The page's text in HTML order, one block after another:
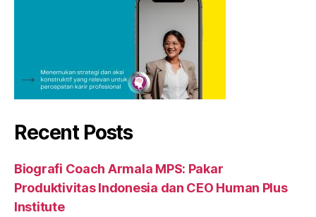
Recent Posts
Biografi Coach Armala MPS: Pakar
Produktivitas Indonesia dan CEO Human Plus
Institute